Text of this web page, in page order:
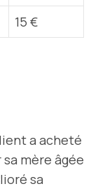
15 €
a acheté
mère âgée
sa